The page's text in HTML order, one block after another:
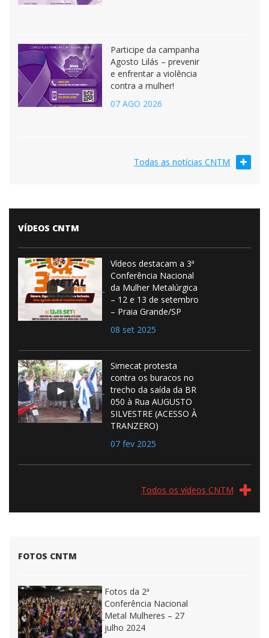
Participe da campanha
Agosto Lilás – prevenir
e enfrentar a violência
contra a mulher!
07 AGO 2026
Todas as notícias CNTM
VÍDEOS CNTM
Vídeos destacam a 3ª
Conferência Nacional
da Mulher Metalúrgica
– 12 e 13 de setembro
– Praia Grande/SP
08 set 2025
Simecat protesta
contra os buracos no
trecho da saída da BR
050 à Rua AUGUSTO
SILVESTRE (ACESSO À
TRANZERO)
07 fev 2025
Todos os vídeos CNTM
FOTOS CNTM
Fotos da 2ª
Conferência Nacional
Metal Mulheres – 27
julho 2024